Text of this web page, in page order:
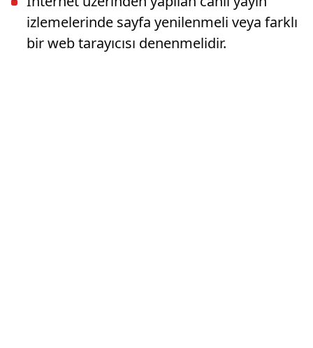
izlemelerinde sayfa yenilenmeli veya farklı
bir web tarayıcısı denenmelidir.